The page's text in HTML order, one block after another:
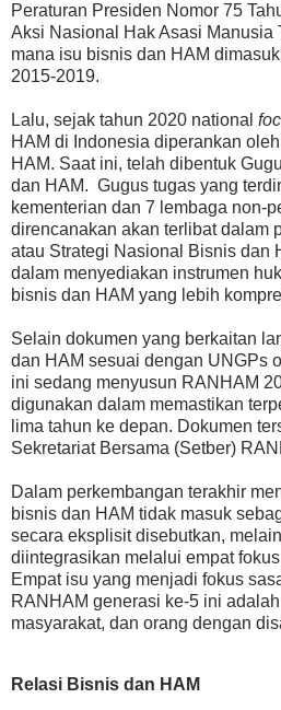
Peraturan Presiden Nomor 75
Aksi Nasional Hak Asasi Manusia
mana isu bisnis dan HAM
2015-2019.
Lalu, sejak tahun 2020 national
HAM di Indonesia diperankan
HAM. Saat ini, telah dibentuk
dan HAM. Gugus tugas yang
kementerian dan 7 lembaga non-
direncanakan akan terlibat dalam
atau Strategi Nasional Bisnis dan
dalam menyediakan instrumen
bisnis dan HAM yang lebih
Selain dokumen yang berkaitan
dan HAM sesuai dengan UNGPs
ini sedang menyusun RANHAM
digunakan dalam memastikan
lima tahun ke depan. Dokumen
Sekretariat Bersama (Setber)
Dalam perkembangan terakhir
bisnis dan HAM tidak masuk
secara eksplisit disebutkan,
diintegrasikan melalui empat
Empat isu yang menjadi fokus
RANHAM generasi ke-5 ini
masyarakat, dan orang dengan
Relasi Bisnis dan HAM